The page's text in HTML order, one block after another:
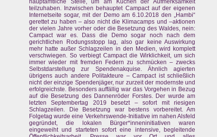
hauptamtliche Stelle, um am Kuchen der Aufmerksamkeit
teilzuhaben. Inzwischen behauptet Campact auf der eigenen
Internetseite sogar, mit der Demo am 6.10.2018 den „Hambi“
gerettet zu haben – also nicht die Klimacamps und –aktionen
der vielen Jahre vorher oder die Besetzung des Waldes, nein:
Campact war es. Dass die Demo sogar noch nach dem
gerichtlichen Rodungsstopp lag, also gar keine Auswirkung
mehr hatte außer Schlagzeilen in den Medien, wird komplett
verschwiegen. So verbiegt Campact die Wirklichkeit, um sich
immer wieder mit fremden Federn zu schmücken – zwecks
Selbstdarstellung zur Spendenakquise. Ähnlich agierten
übrigens auch andere Politakteure – Campact ist schließlich
nicht der einzige Spendenjäger, nur zurzeit der modernste und
erfolgreichste. Besonders auffällig war das Vorgehen in Bezug
auf die Besetzung des Dannenröder Forstes. Der wurde am
letzten Septembertag 2019 besetzt – sofort mit riesigen
Schlagzeilen. Die Besetzung war bestens vorbereitet. Am
Folgetag wurde eine Verkehrswende-Initiative im nahen Alsfeld
gegründet, die lokalen Bürger*inneninitiativen waren
eingeweiht und starteten sofort eine intensive, begleitende